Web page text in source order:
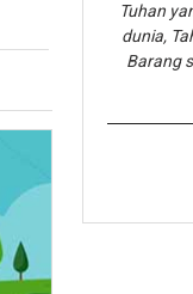
Tuhan
dunia,
Barang